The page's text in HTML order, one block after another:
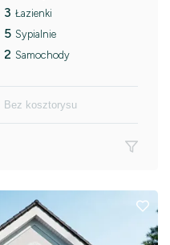
3 Łazienki
5 Sypialnie
2 Samochody
Bez kosztorysu